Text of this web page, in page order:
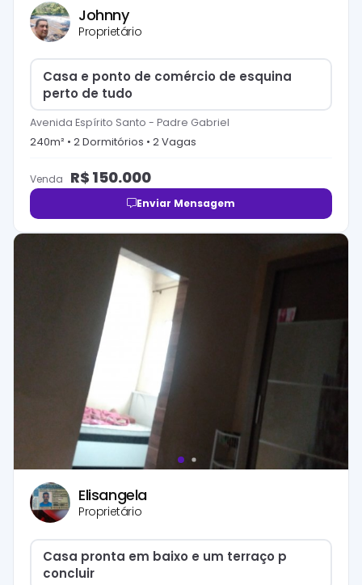
Johnny
Proprietário
Casa e ponto de comércio de esquina
perto de tudo
Avenida Espírito Santo - Padre Gabriel
240m² • 2Dormitórios • 2Vagas
Venda R$ 150.000
Enviar Mensagem
Elisangela
Proprietário
Casa pronta em baixo e um terraço p
concluir